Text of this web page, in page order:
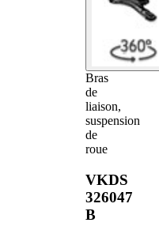
Bras
de
liaison,
suspension
de
roue
VKDS
326047
B